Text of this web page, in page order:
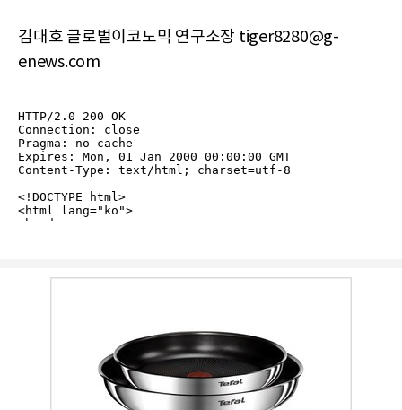
김대호 글로벌이코노믹 연구소장 tiger8280@g-
enews.com